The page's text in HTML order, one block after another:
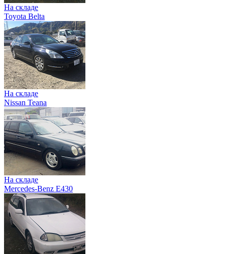
На складе
Toyota Belta
На складе
Nissan Teana
На складе
Mercedes-Benz E430